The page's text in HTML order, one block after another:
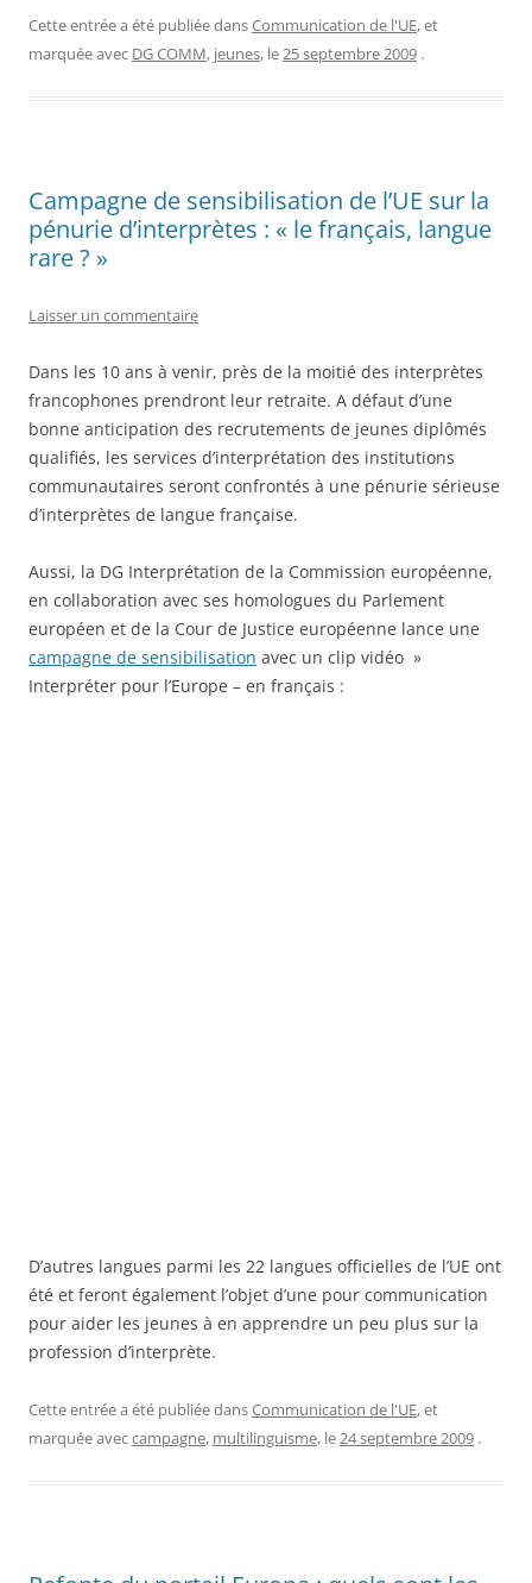
Cette entrée a été publiée dansCommunication de l'UE, et
marquée avec DG COMM, jeunes, le25 septembre 2009 .
Campagne de sensibilisation de l’UE sur la
pénurie d’interprètes : « le français, langue
rare ? »
Laisser un commentaire
Dans les 10 ans à venir, près de la moitié des interprètes
francophones prendront leur retraite. A défaut d’une
bonne anticipation des recrutements de jeunes diplômés
qualifiés, les services d’interprétation des institutions
communautaires seront confrontés à une pénurie sérieuse
d’interprètes de langue française.
Aussi, la DG Interprétation de la Commission européenne,
en collaboration avec ses homologues du Parlement
européen et de la Cour de Justice européenne lance une
campagne de sensibilisation avec un clip vidéo »
Interpréter pour l’Europe – en français :
D’autres langues parmi les 22 langues officielles de l’UE ont
été et feront également l’objet d’une pour communication
pour aider les jeunes à en apprendre un peu plus sur la
profession d’interprète.
Cette entrée a été publiée dansCommunication de l'UE, et
marquée aveccampagne, multilinguisme, le24 septembre 2009 .